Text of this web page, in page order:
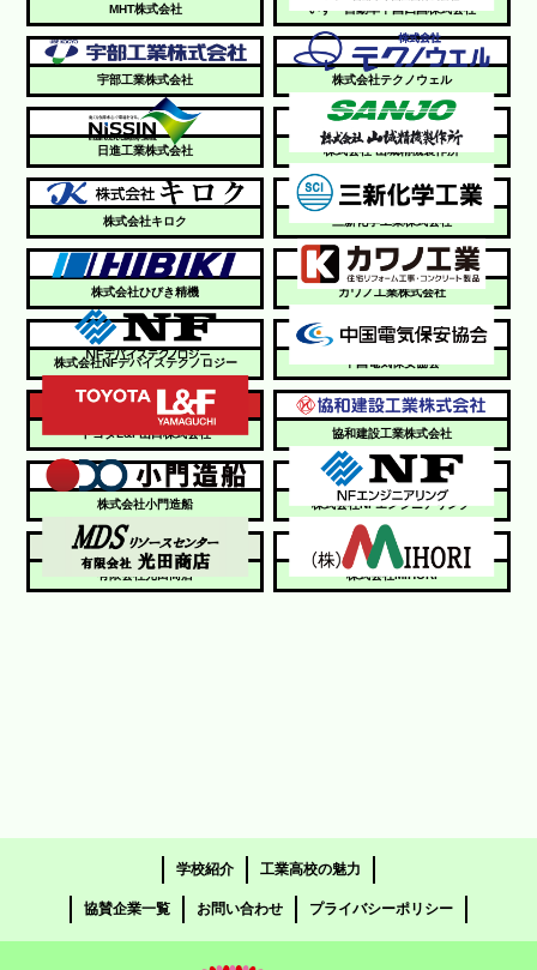
MHT株式会社 いすゞ自動車中国四国株式会社
宇部工業株式会社 株式会社テクノウェル
日進工業株式会社 株式会社 山城精機製作所
株式会社キロク 三新化学工業株式会社
株式会社ひびき精機 カワノ工業株式会社
株式会社NFデバイステクノロジー 中国電気保安協会
トヨタL&F山口株式会社 協和建設工業株式会社
株式会社小門造船 株式会社NFエンジニアリング
有限会社光田商店 株式会社MIHORI
学校紹介 工業高校の魅力
協賛企業一覧 お問い合わせ プライバシーポリシー